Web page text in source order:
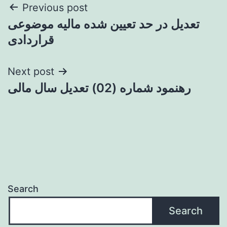
Post
navigation
Previous post
تعدیل در حد تعیین شده مالیه موضوعی
قراردادی
Next post
رهنمود شماره (02) تعدیل سال مالی
Search
Search